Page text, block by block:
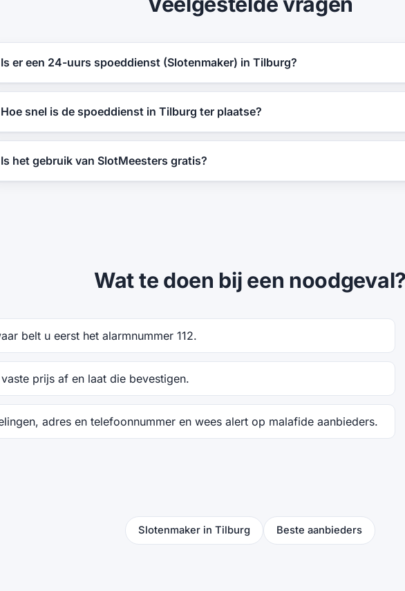
Is er een 24-uurs spoeddienst (Slotenmaker) in Tilburg?
Hoe snel is de spoeddienst in Tilburg ter plaatse?
Is het gebruik van SlotMeesters gratis?
Wat te doen bij een
belt u eerst het alarmnummer 112.
prijs af en laat die bevestigen.
adres en telefoonnummer en wees alert op malafide aanbieders.
Slotenmaker in Tilburg Beste aanbieders